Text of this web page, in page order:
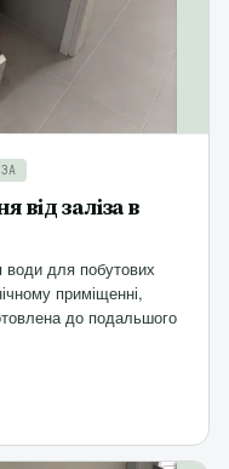
заліза в
для побутових
приміщенні,
до подальшого